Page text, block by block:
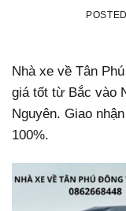
Nhà xe về Tân
giá tốt từ Bắc vào
Nguyên. Giao
100%.